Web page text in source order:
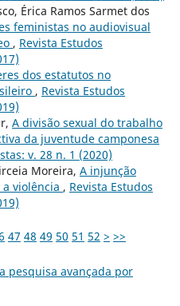
Érica Ramos Sarmet dos
feministas no audiovisual
, Revista Estudos
dos estatutos no
, Revista Estudos
A divisão sexual do trabalho
da juventude camponesa
v. 28 n. 1 (2020)
Moreira, A injunção
violência , Revista Estudos
47 48 49 50 51 52 > >>
pesquisa avançada por